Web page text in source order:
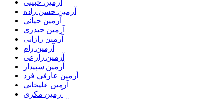
آرمین حبیبی
آرمین حسن زاده
آرمین حیاتی
آرمین حیدری
آرمین رازانی
آرمین رام
آرمین زارعی
آرمین سپیدار
آرمین عارفی فرد
آرمین علیخانی
آرمین مکری